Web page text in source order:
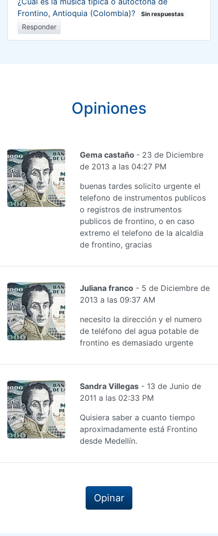
Frontino, Antioquia (Colombia)?
Sin respuestas
Responder
Opiniones
Gema castaño - 23 de Diciembre
de 2013 a las 04:27 PM
buenas tardes solicito urgente el
telefono de instrumentos publicos
o registros de instrumentos
publicos de frontino, o en caso
extremo el telefono de la alcaldia
de frontino, gracias
Juliana franco - 5 de Diciembre de
2013 a las 09:37 AM
necesito la dirección y el numero
de teléfono del agua potable de
frontino es demasiado urgente
Sandra Villegas - 13 de Junio de
2011 a las 02:33 PM
Quisiera saber a cuanto tiempo
aproximadamente está Frontino
desde Medellín.
Opinar